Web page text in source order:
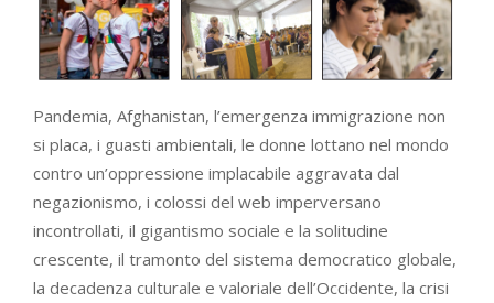
Pandemia, Afghanistan, l’emergenza immigrazione non
si placa, i guasti ambientali, le donne lottano nel mondo
contro un’oppressione implacabile aggravata dal
negazionismo, i colossi del web imperversano
incontrollati, il gigantismo sociale e la solitudine
crescente, il tramonto del sistema democratico globale,
la decadenza culturale e valoriale dell’Occidente, la crisi